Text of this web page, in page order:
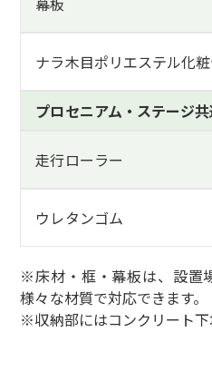
ナラ木目ポリエステル化
プロセニアム・ステージ
走行ローラー
ウレタンゴム
※床材・框・幕板は、設置
様々な材質で対応できます。
※収納部にはコンクリート下